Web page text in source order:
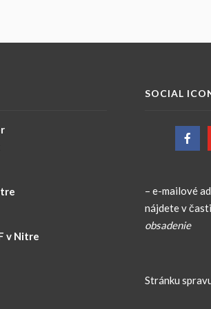
v Nitre
SOCIAL
– e-mailové
nájdete v časti
obsadenie
Stránku